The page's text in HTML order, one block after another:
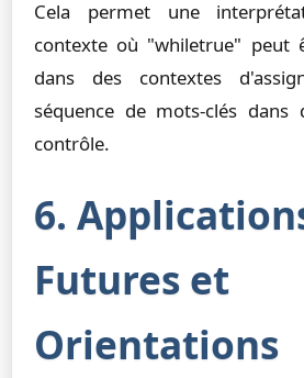
Cela permet une
contexte où "whiletrue" peut
dans des contextes
séquence de mots-clés dans
contrôle.
6.
Futures et
Orientations